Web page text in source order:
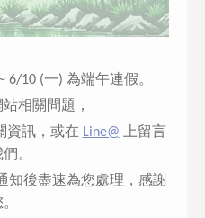
6/10 (一) 為端午連假。
相關問題，
資訊，或在 Line@ 上留言
。
知後盡速為您處理，感謝